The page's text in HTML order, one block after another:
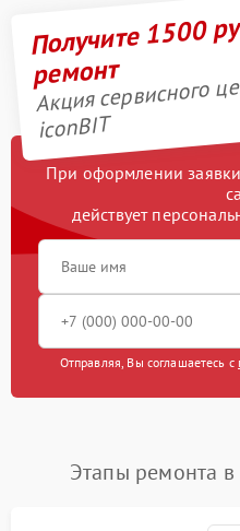
Получите 1500
ремонт
Акция сервисного
iconBIT
При оформлении
действует
Отправляя, Вы соглашаетесь с
Этапы ремонта